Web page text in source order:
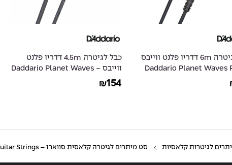
כבל לגיטרה 6m דדריו פלנט ווייבס
- Daddario Planet Waves
כבל לגיטרה 4.5m דדריו פלנט
ווייבס - Daddario Planet Waves
PW-AGL-15
₪154
לגיטרות קלאסיות סט מיתרים לגיטרה קלאסית סווארז – SAVAREZ 510CR New Cristal Catinga Normal Tension Classic Guitar Strings